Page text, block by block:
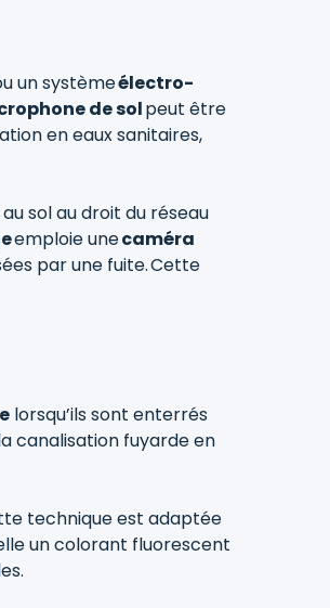
un systèmeélectro-
de solpeut être
en eaux sanitaires,
sol au droit du réseau
emploie unecaméra
par une fuite. Cette
lorsqu’ils sont enterrés
canalisation fuyarde en
technique est adaptée
un colorant fluorescent